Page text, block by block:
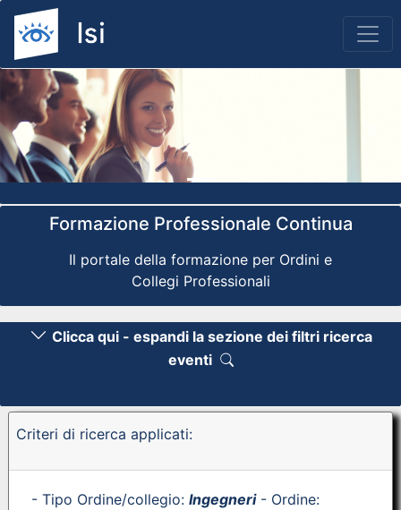
Previous
Formazione Professionale Continua
Il portale della formazione per Ordini e
Collegi Professionali
Clicca qui - espandi la sezione dei filtri ricerca
eventi
Criteri di ricerca applicati:
- Tipo Ordine/collegio: Ingegneri- Ordine: